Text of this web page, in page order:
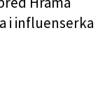
i influenserka